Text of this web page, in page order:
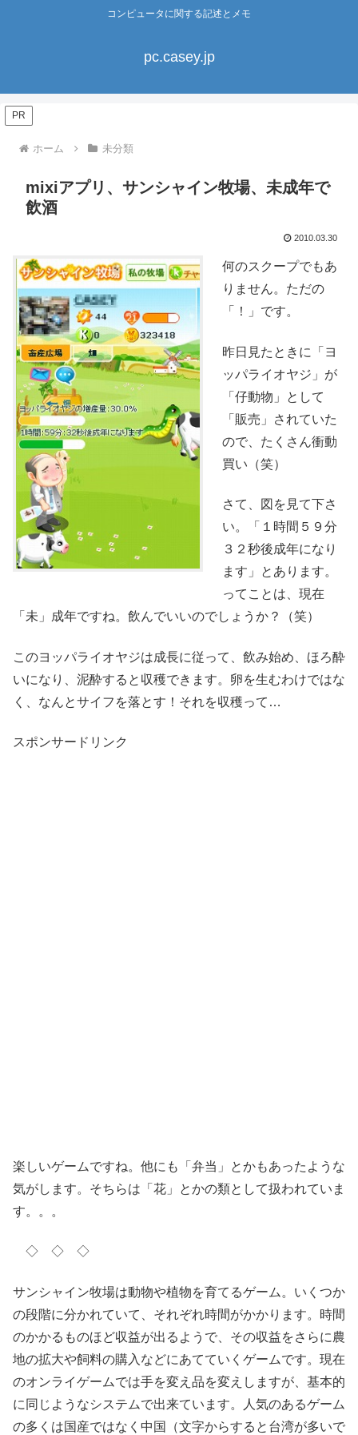
コンピュータに関する記述とメモ
pc.casey.jp
PR
ホーム 未分類
mixiアプリ、サンシャイン牧場、未成年で
飲酒
2010.03.30
何のスクープでもあ
りません。ただの
「！」です。
昨日見たときに「ヨ
ッパライオヤジ」が
「仔動物」として
「販売」されていた
ので、たくさん衝動
買い（笑）
さて、図を見て下さ
い。「１時間５９分
３２秒後成年になり
ます」とあります。
ってことは、現在
「未」成年ですね。飲んでいいのでしょうか？（笑）
このヨッパライオヤジは成長に従って、飲み始め、ほろ酔
いになり、泥酔すると収穫できます。卵を生むわけではな
く、なんとサイフを落とす！それを収穫って…
スポンサードリンク
楽しいゲームですね。他にも「弁当」とかもあったような
気がします。そちらは「花」とかの類として扱われていま
す。。。
◇ ◇ ◇
サンシャイン牧場は動物や植物を育てるゲーム。いくつか
の段階に分かれていて、それぞれ時間がかかります。時間
のかかるものほど収益が出るようで、その収益をさらに農
地の拡大や飼料の購入などにあてていくゲームです。現在
のオンライゲームでは手を変え品を変えしますが、基本的
に同じようなシステムで出来ています。人気のあるゲーム
の多くは国産ではなく中国（文字からすると台湾が多いで